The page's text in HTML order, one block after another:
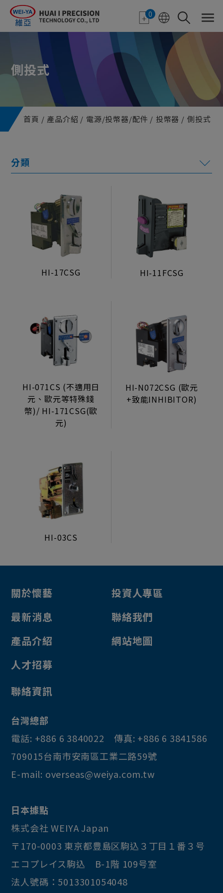
0
側投式
首頁 產品介紹 電源/投幣器/配件 投幣器 側投式
特色顯示器
機台機構
生活型態顯示器
製造組裝服務
電源/投幣器/配件
側投式
電子元件
其他
HI-17CSG HI-11FCSG
HI-071CS (不適用日
元、歐元等特殊錢
幣)/ HI-171CSG(歐
元)
HI-N072CSG (歐元
+致能INHIBITOR)
HI-03CS
關於懷藝
最新消息
產品介紹
人才招募
投資人專區
聯絡我們
網站地圖
聯絡資訊
台灣總部
電話: +886 6 3840022 傳真: +886 6 3841586
709015台南市安南區工業二路59號
E-mail: overseas@weiya.com.tw
日本據點
株式会社 WEIYA Japan
〒170-0003 東京都豊島区駒込３丁目１番３号
エコプレイス駒込 B-1階 109号室
法人號碼：5013301054048
Cookie管理面板